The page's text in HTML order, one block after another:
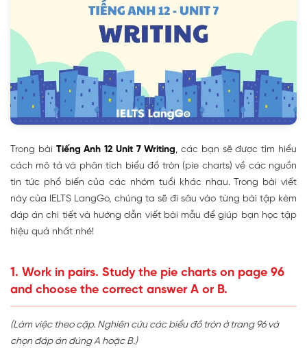
Trong bài Tiếng Anh 12 Unit 7 Writing, các bạn sẽ được tìm hiểu
cách mô tả và phân tích biểu đồ tròn (pie charts) về các nguồn
tin tức phổ biến của các nhóm tuổi khác nhau. Trong bài viết
này của IELTS LangGo, chúng ta sẽ đi sâu vào từng bài tập kèm
đáp án chi tiết và hướng dẫn viết bài mẫu để giúp bạn học tập
hiệu quả nhất nhé!
1. Work in pairs. Study the pie charts on page 96
and choose the correct answer A or B.
(Làm việc theo cặp. Nghiên cứu các biểu đồ tròn ở trang 96 và
chọn đáp án đúng A hoặc B.)